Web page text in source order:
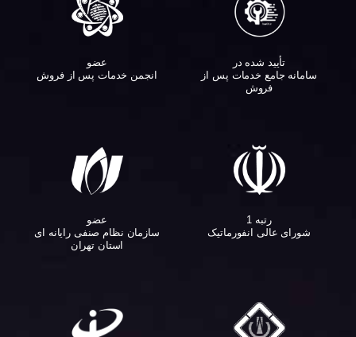
تأیید شده در
سامانه جامع خدمات پس از
فروش
عضو
انجمن خدمات پس از فروش
رتبه 1
شورای عالی انفورماتیک
عضو
سازمان نظام صنفی رایانه ای
استان تهران